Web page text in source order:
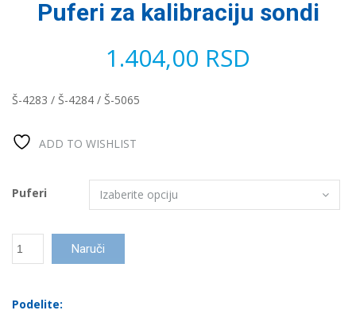
Puferi za kalibraciju sondi
1.404,00 RSD
Š-4283 / Š-4284 / Š-5065
ADD TO WISHLIST
Puferi
Puferi
количина
Naruči
Podelite: